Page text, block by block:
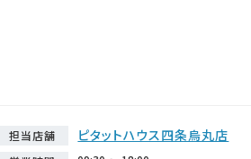
担当店舗 ピタットハウス四条烏丸店